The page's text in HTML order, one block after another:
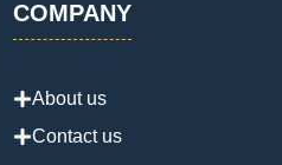
COMPANY
About us
Contact us